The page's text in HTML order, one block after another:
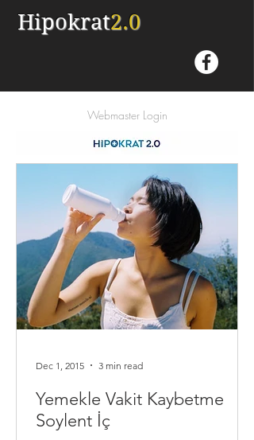
Hipokrat2.0
Webmaster Login
Yemekle Vakit Kaybetme
Soylent İç
Dec 1, 2015 3 min read